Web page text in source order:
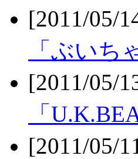
[2011/05/
「ぶいち
[2011/05/
「
[2011/05/